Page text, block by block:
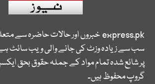
express.pkخبروں اور حالات حاضرہ سے
سب سے زیادہ وزٹ کی جانے والی ویب سائٹ
پر شائع شدہ تمام مواد کے جملہ حقوق بحق
گروپ محفوظ ہیں۔